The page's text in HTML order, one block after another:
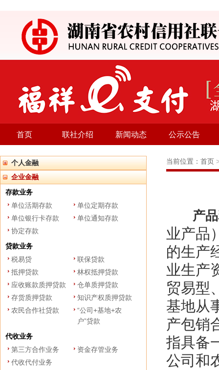
首页 联社介绍 新闻动态 公示公告
个人金融
企业金融
存款业务
单位活期存款
单位定期存款
单位银行卡存款
单位通知存款
协定存款
贷款业务
税易贷
联保贷款
抵押贷款
林权抵押贷款
应收账款质押贷款
仓单质押贷款
存货质押贷款
知识产权质押贷款
农民合作社贷款
“公司+基地+农
户”贷款
代收业务
第三方合作业务
资金存管业务
代收代付业务
当前位置： 首页
产
业产品
的生产
业生产
贸易型
基地从
产包销
指具备
公司和